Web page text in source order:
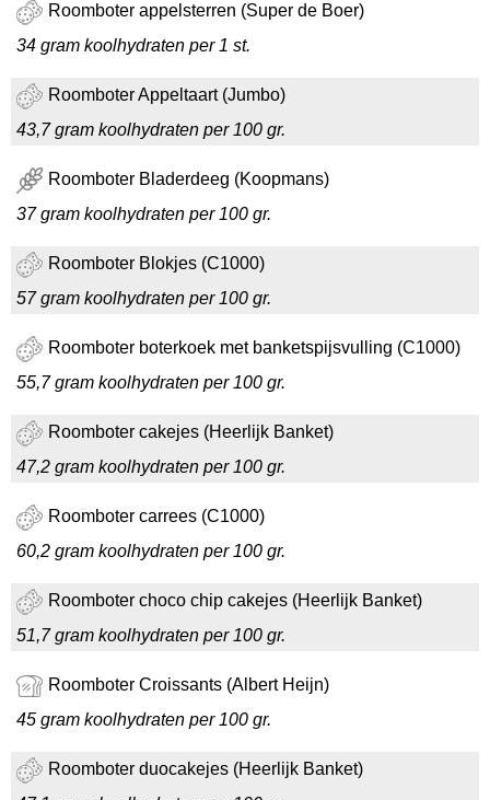
Roomboter appelsterren (Super de Boer)
34 gram koolhydraten per 1 st.
Roomboter Appeltaart (Jumbo)
43,7 gram koolhydraten per 100 gr.
Roomboter Bladerdeeg (Koopmans)
37 gram koolhydraten per 100 gr.
Roomboter Blokjes (C1000)
57 gram koolhydraten per 100 gr.
Roomboter boterkoek met banketspijsvulling (C1000)
55,7 gram koolhydraten per 100 gr.
Roomboter cakejes (Heerlijk Banket)
47,2 gram koolhydraten per 100 gr.
Roomboter carrees (C1000)
60,2 gram koolhydraten per 100 gr.
Roomboter choco chip cakejes (Heerlijk Banket)
51,7 gram koolhydraten per 100 gr.
Roomboter Croissants (Albert Heijn)
45 gram koolhydraten per 100 gr.
Roomboter duocakejes (Heerlijk Banket)